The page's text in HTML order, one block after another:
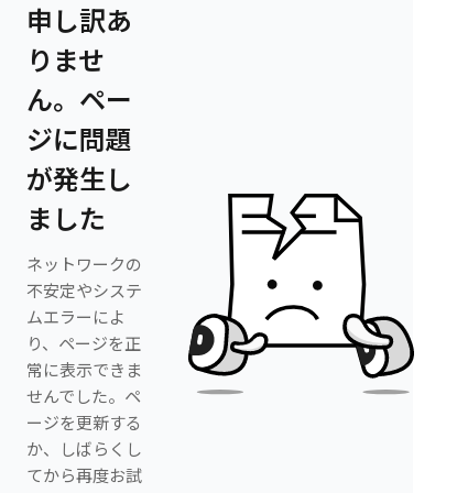
申し訳あ
りませ
ん。ペー
ジに問題
が発生し
ました
ネットワークの
不安定やシステ
ムエラーによ
り、ページを正
常に表示できま
せんでした。ペ
ージを更新する
か、しばらくし
てから再度お試